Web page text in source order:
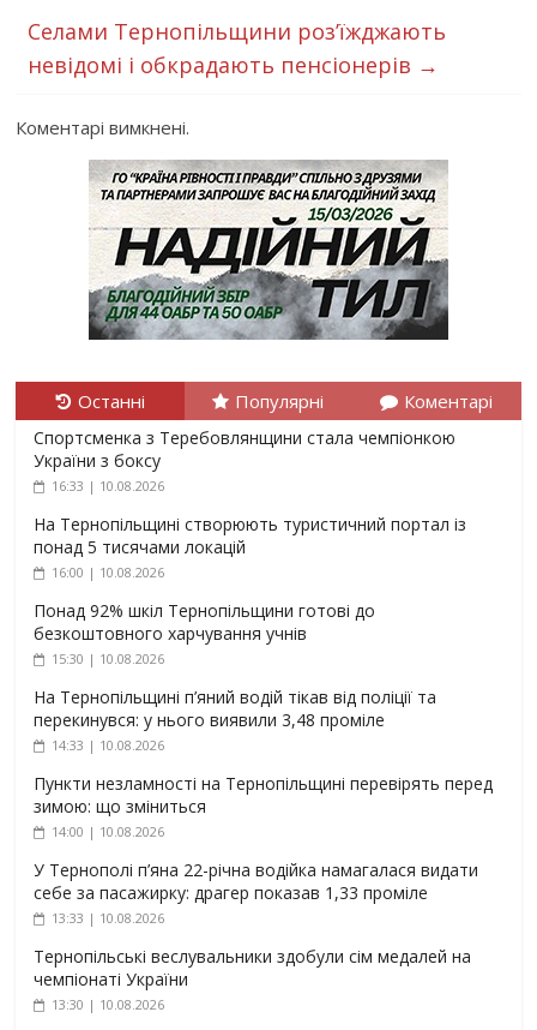
Селами Тернопільщини роз’їжджають
невідомі і обкрадають пенсіонерів →
Коментарі вимкнені.
Останні Популярні Коментарі
Спортсменка з Теребовлянщини стала чемпіонкою
України з боксу
16:33 | 10.08.2026
На Тернопільщині створюють туристичний портал із
понад 5 тисячами локацій
16:00 | 10.08.2026
Понад 92% шкіл Тернопільщини готові до
безкоштовного харчування учнів
15:30 | 10.08.2026
На Тернопільщині п’яний водій тікав від поліції та
перекинувся: у нього виявили 3,48 проміле
14:33 | 10.08.2026
Пункти незламності на Тернопільщині перевірять перед
зимою: що зміниться
14:00 | 10.08.2026
У Тернополі п’яна 22-річна водійка намагалася видати
себе за пасажирку: драгер показав 1,33 проміле
13:33 | 10.08.2026
Тернопільські веслувальники здобули сім медалей на
чемпіонаті України
13:30 | 10.08.2026